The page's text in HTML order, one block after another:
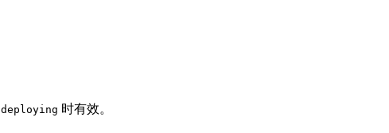
deploying 时有效。